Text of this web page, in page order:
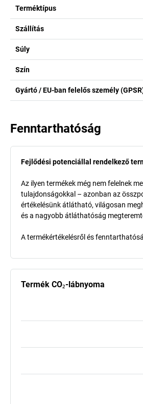
Terméktípus
Szállítás
Súly
Szín
Gyártó / EU-ban felelős személy
Fenntarthatóság
Fejlődési potenciállal rendelkező
Az ilyen termékek még nem felelnek
tulajdonságokkal – azonban az
értékelésünk átlátható, világosan
és a nagyobb átláthatóság
A termékértékelésről és
Termék CO₂-lábnyoma